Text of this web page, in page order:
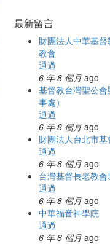
最新留言
財團法人中華基
教會
通過
6 年 8 個月ago
基督教台灣聖公
事處）
通過
6 年 8 個月ago
財團法人台北市
通過
6 年 8 個月ago
台灣基督長老教
通過
6 年 8 個月ago
中華福音神學院
通過
6 年 8 個月ago